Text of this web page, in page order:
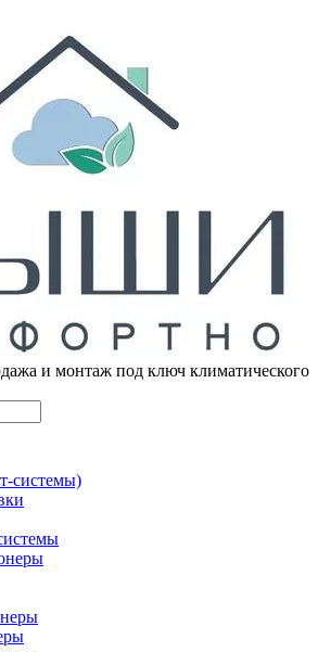
и монтаж под ключ климатического
системы)